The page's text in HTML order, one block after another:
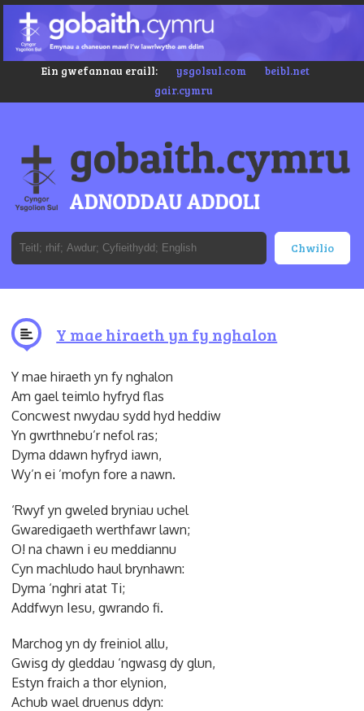
Ein gwefannau eraill: ysgolsul.com
beibl.net
gair.cymru
Y mae hiraeth yn fy nghalon
Y mae hiraeth yn fy nghalon
Am gael teimlo hyfryd flas
Concwest nwydau sydd hyd heddiw
Yn gwrthnebu’r nefol ras;
Dyma ddawn hyfryd iawn,
Wy’n ei ’mofyn fore a nawn.
‘Rwyf yn gweled bryniau uchel
Gwaredigaeth werthfawr lawn;
O! na chawn i eu meddiannu
Cyn machludo haul brynhawn:
Dyma ‘nghri atat Ti;
Addfwyn Iesu, gwrando fi.
Marchog yn dy freiniol allu,
Gwisg dy gleddau ‘ngwasg dy glun,
Estyn fraich a thor elynion,
Achub wael druenus ddyn: